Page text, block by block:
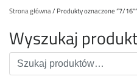
Strona główna/ Produkty oznaczone “7/16"”
Wyszukaj